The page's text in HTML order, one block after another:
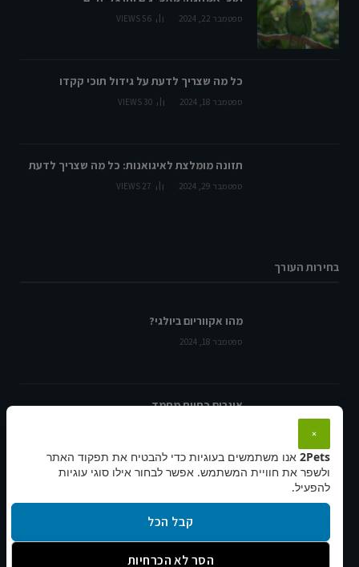
ספטמבר 22, 2024 56
VIEWS
כל מה שצריך לדעת על גידול תוכי קקדו
ספטמבר 18, 2024 30
VIEWS
תזונה מומלצת לאיגואנות: כל מה שצריך לדעת
ספטמבר 29, 2024 27
VIEWS
בחירות העורך
מהו אקווריום ביולגי?
ספטמבר 18, 2024
אוגרים כחיית מחמד
×
2Pets אנו משתמשים בעוגיות כדי להבטיח את תפקוד האתר
ולשפר את חוויית המשתמש. אפשר לבחור אילו סוגי עוגיות
להפעיל.
קבל הכל
הסר לא הכרחיות